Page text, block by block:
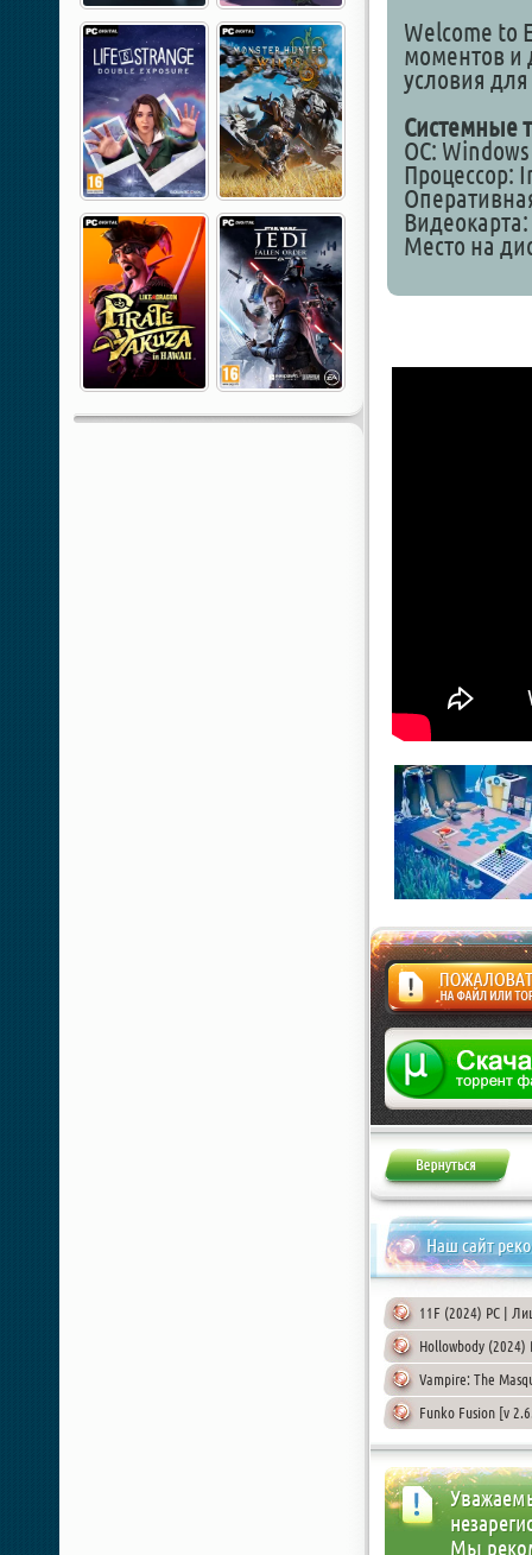
Welcome to
моментов и
условия
Системные
ОС:
Процессор:
Видеокарта:
Место на
Жалоба
Наш сайт
11F (2024) PC |
Hollowbody (2024)
Vampire: The
Funko Fusion [v
Мы